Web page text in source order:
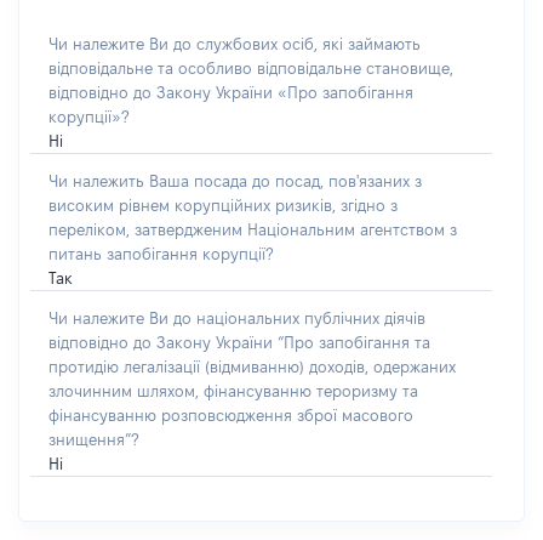
Чи належите Ви до службових осіб, які займають
відповідальне та особливо відповідальне становище,
відповідно до Закону України «Про запобігання
корупції»?
Ні
Чи належить Ваша посада до посад, пов'язаних з
високим рівнем корупційних ризиків, згідно з
переліком, затвердженим Національним агентством з
питань запобігання корупції?
Так
Чи належите Ви до національних публічних діячів
відповідно до Закону України “Про запобігання та
протидію легалізації (відмиванню) доходів, одержаних
злочинним шляхом, фінансуванню тероризму та
фінансуванню розповсюдження зброї масового
знищення”?
Ні